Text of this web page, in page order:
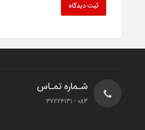
ثبت دیدگاه
شـماره تمـاس
083 - 37224131